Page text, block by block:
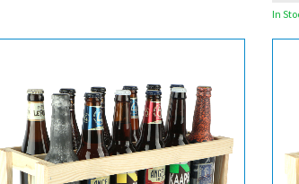
In